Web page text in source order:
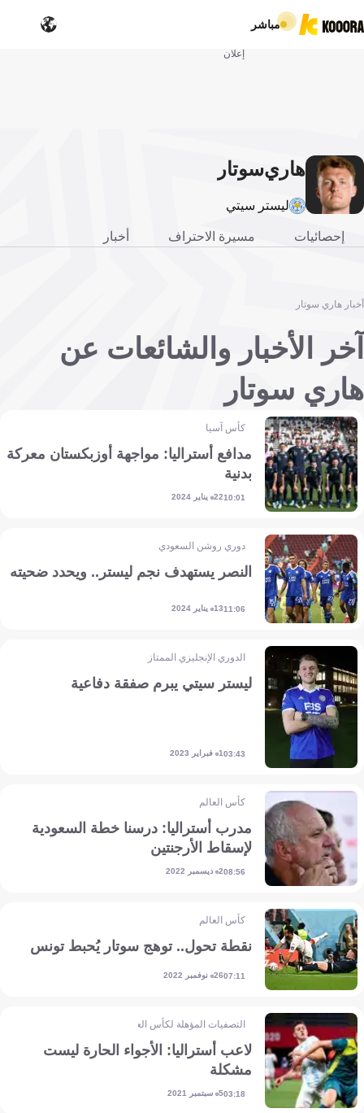
مباشر
إعلان
هاريسوتار
ليستر سيتي
إحصائيات مسيرة الاحتراف أخبار
أخبار هاري سوتار
آخر الأخبار والشائعات عن
هاري سوتار
كأس آسيا
مدافع أستراليا: مواجهة أوزبكستان معركة
بدنية
10:0122 يناير 2024
دوري روشن السعودي
النصر يستهدف نجم ليستر.. ويحدد ضحيته
11:0613 يناير 2024
الدوري الإنجليزي الممتاز
ليستر سيتي يبرم صفقة دفاعية
03:431 فبراير 2023
كأس العالم
مدرب أستراليا: درسنا خطة السعودية
لإسقاط الأرجنتين
08:562 ديسمبر 2022
كأس العالم
نقطة تحول.. توهج سوتار يُحبط تونس
07:1126 نوفمبر 2022
التصفيات المؤهلة لكأس العالم - آسيا
لاعب أستراليا: الأجواء الحارة ليست
مشكلة
03:185 سبتمبر 2021